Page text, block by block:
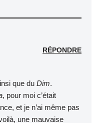
RÉPONDRE
que du Dim.
, pour moi c’était
et je n’ai même pas
une mauvaise